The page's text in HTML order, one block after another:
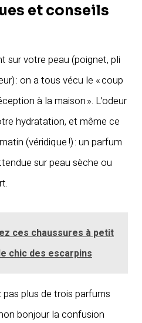
et conseils
sur votre peau (poignet, pli
: on a tous vécu le « coup
à la maison ». L’odeur
hydratation, et même ce
(véridique !) : un parfum
sur peau sèche ou
ces chaussures à petit
chic des escarpins
plus de trois parfums
bonjour la confusion